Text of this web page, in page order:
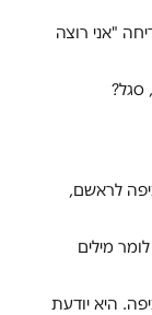
"אני רוצה
סגל?
לראשם,
מילים
היא יודעת